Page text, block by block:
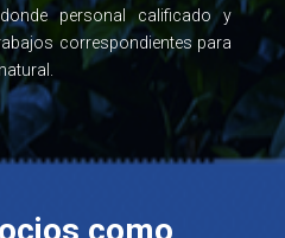
personal calificado y
correspondientes para